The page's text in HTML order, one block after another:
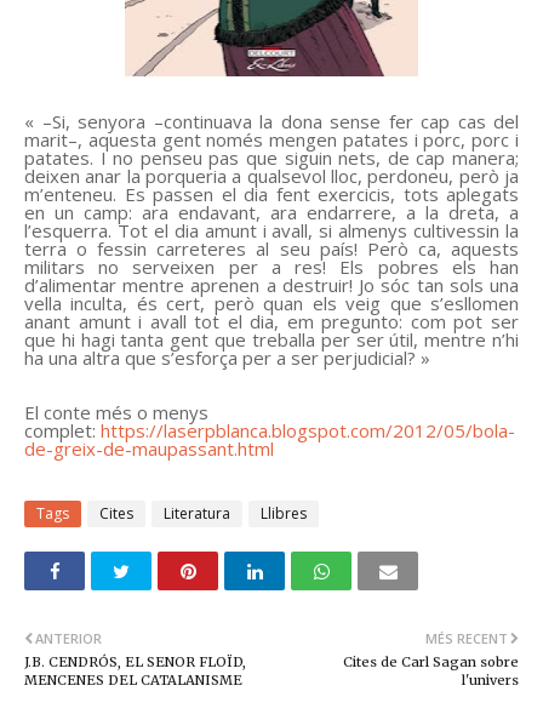
« –Si, senyora –continuava la dona sense fer cap cas del
marit–, aquesta gent només mengen patates i porc, porc i
patates. I no penseu pas que siguin nets, de cap manera;
deixen anar la porqueria a qualsevol lloc, perdoneu, però ja
m’enteneu. Es passen el dia fent exercicis, tots aplegats
en un camp: ara endavant, ara endarrere, a la dreta, a
l’esquerra. Tot el dia amunt i avall, si almenys cultivessin la
terra o fessin carreteres al seu país! Però ca, aquests
militars no serveixen per a res! Els pobres els han
d’alimentar mentre aprenen a destruir! Jo sóc tan sols una
vella inculta, és cert, però quan els veig que s’esllomen
anant amunt i avall tot el dia, em pregunto: com pot ser
que hi hagi tanta gent que treballa per ser útil, mentre n’hi
ha una altra que s’esforça per a ser perjudicial? »
El conte més o menys
complet: https://laserpblanca.blogspot.com/2012/05/bola-
de-greix-de-maupassant.html
Tags Cites Literatura Llibres
MÉS RECENT
Cites de Carl Sagan sobre
l'univers
ANTERIOR
J.B. CENDRÓS, EL SENOR FLOÏD,
MENCENES DEL CATALANISME